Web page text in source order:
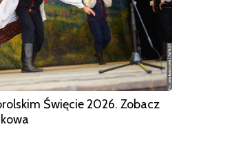
Święcie 2026. Zobacz